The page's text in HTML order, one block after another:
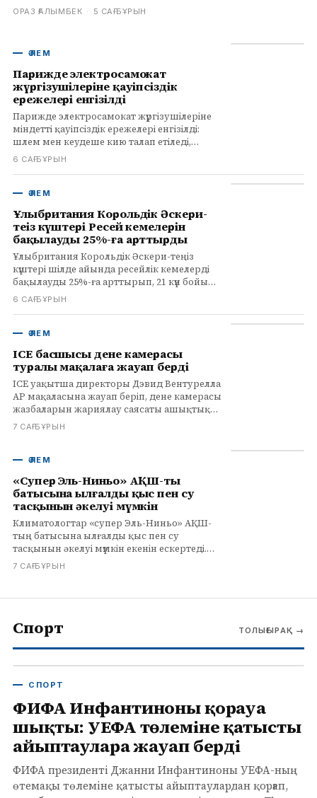
ОРАЗ ҒАЛЫМБЕК · 5 САҒ БҰРЫН
ӘЛЕМ
Парижде электросамокат
жүргізушілеріне қауіпсіздік
ережелері енгізілді
Парижде электросамокат жүргізушілеріне
міндетті қауіпсіздік ережелері енгізілді:
шлем мен кеудеше кию талап етіледі,
бұзғандарға айыппұл салынады. Апаттар
6 САҒ БҰРЫН
ӘЛЕМ
Ұлыбритания Корольдік Әскери-
теңіз күштері Ресей кемелерін
бақылауды 25%-ға арттырды
Ұлыбритания Корольдік Әскери-теңіз
күштері шілде айында ресейлік кемелерді
бақылауды 25%-ға арттырып, 21 күн бойы
фрегаттар мен көлеңкелі флот танкерлерін
6 САҒ БҰРЫН
ӘЛЕМ
ICE басшысы дене камерасы
туралы мақалаға жауап берді
ICE уақытша директоры Дэвид Вентурелла
AP мақаласына жауап беріп, дене камерасы
жазбаларын жариялау саясаты ашықтық
пен есептілікке негізделгенін, бірақ тергеу
айтты.
7 САҒ БҰРЫН
ӘЛЕМ
«Супер Эль-Ниньо» АҚШ-тың
батысына ылғалды қыс пен су
тасқынын әкелуі мүмкін
Климатологтар «супер Эль-Ниньо» АҚШ-
тың батысына ылғалды қыс пен су
тасқынын әкелуі мүмкін екенін ескертеді.
Калифорнияда жауын-шашын
7 САҒ БҰРЫН
Спорт ТОЛЫҒЫРАҚ →
СПОРТ
ФИФА Инфантиноны қорғауға
шықты: УЕФА төлеміне қатысты
айыптауларға жауап берді
ФИФА президенті Джанни Инфантиноны УЕФА-ның
өтемақы төлеміне қатысты айыптаулардан қорғап,